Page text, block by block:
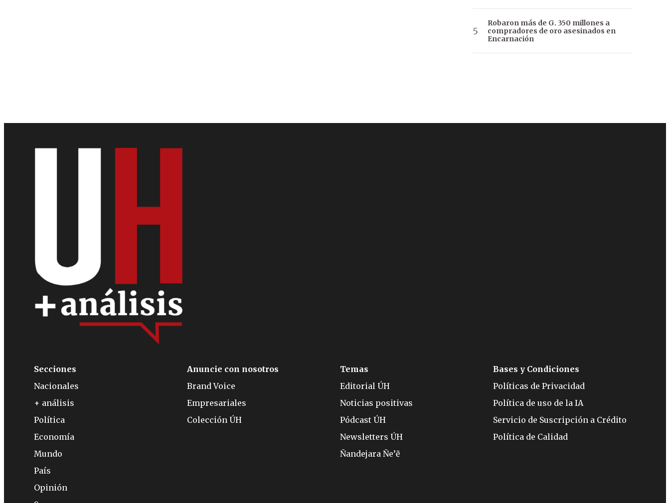
Robaron más de G. 350 millones a
compradores de oro asesinados en
Encarnación
Secciones
Nacionales
+ análisis
Política
Economía
Mundo
País
Opinión
Anuncie con nosotros
Brand Voice
Empresariales
Colección ÚH
Temas
Editorial ÚH
Noticias positivas
Pódcast ÚH
Newsletters ÚH
Ñandejara Ñe’ẽ
Bases y Condiciones
Políticas de Privacidad
Política de uso de la IA
Servicio de Suscripción a Crédito
Política de Calidad